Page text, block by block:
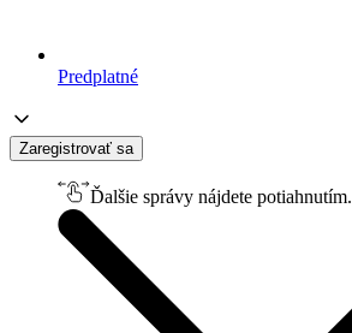
Predplatné
Zaregistrovať sa
Ďalšie správy nájdete potiahnutím.